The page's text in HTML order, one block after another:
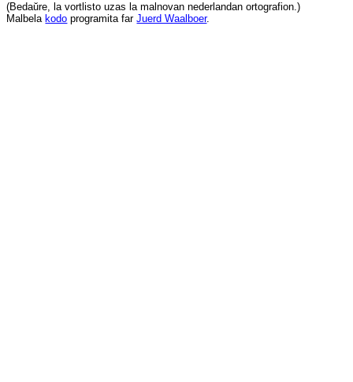
(Bedaŭre, la vortlisto uzas la malnovan nederlandan ortografion.)
Malbela kodo programita far Juerd Waalboer.